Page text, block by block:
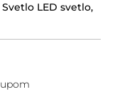
LED svetlo,